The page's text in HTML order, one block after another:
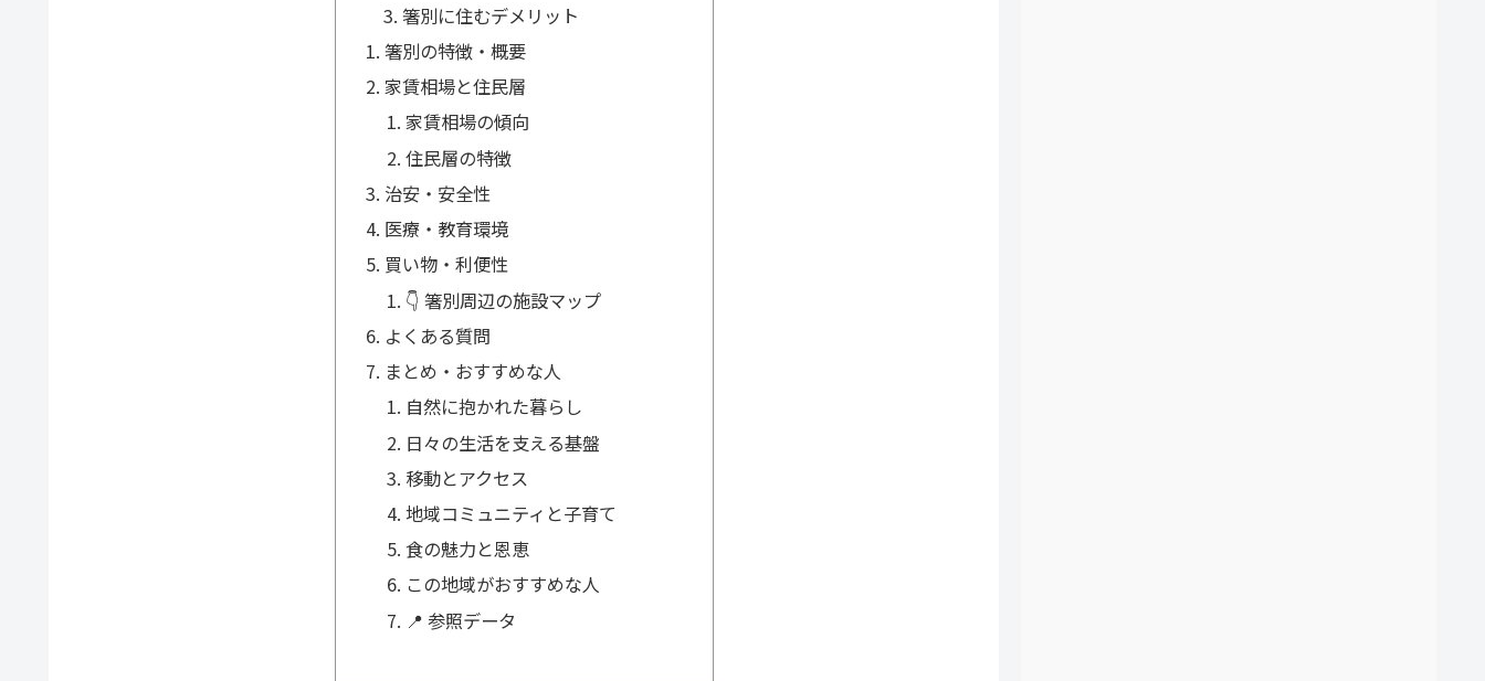
箸別に住むデメリット
箸別の特徴・概要
家賃相場と住民層
家賃相場の傾向
住民層の特徴
治安・安全性
医療・教育環境
買い物・利便性
👇 箸別周辺の施設マップ
よくある質問
まとめ・おすすめな人
自然に抱かれた暮らし
日々の生活を支える基盤
移動とアクセス
地域コミュニティと子育て
食の魅力と恩恵
この地域がおすすめな人
📍 参照データ